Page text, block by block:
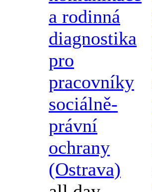
a rodinná
diagnostika
pro
pracovníky
sociálně-
právní
ochrany
(Ostrava)